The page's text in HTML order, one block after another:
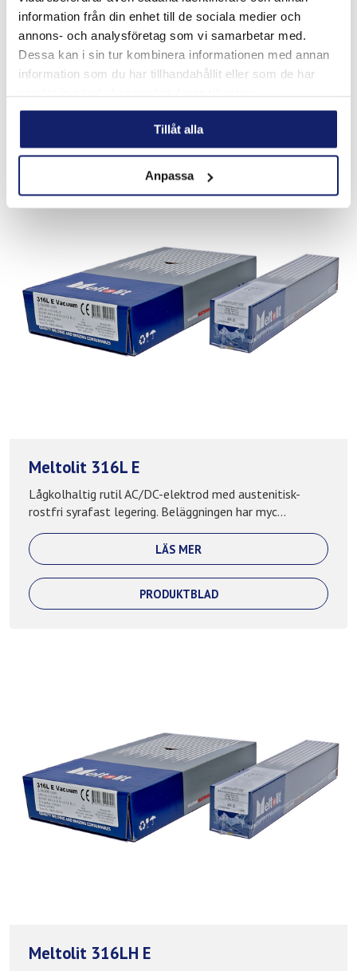
information från din enhet till de sociala medier och
annons- och analysföretag som vi samarbetar med.
Dessa kan i sin tur kombinera informationen med annan
information som du har tillhandahållit eller som de har
Tillåt alla
Anpassa
Rutil-basisk elektrod för för svetsning av artskilda stål
(rostfri mot svart material) och svårsv...
LÄS MER
PRODUKTBLAD
Meltolit 316L E
Lågkolhaltig rutil AC/DC-elektrod med austenitisk-
rostfri syrafast legering. Beläggningen har myc...
LÄS MER
PRODUKTBLAD
Meltolit 316LH E